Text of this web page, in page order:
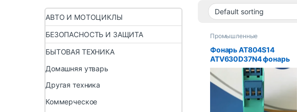
Промышленные
Фонарь AT804S14
ATV630D37N4 фонарь
АВТО И МОТОЦИКЛЫ
БЕЗОПАСНОСТЬ И ЗАЩИТА
БЫТОВАЯ ТЕХНИКА
Домашняя утварь
Другая техника
Коммерческое